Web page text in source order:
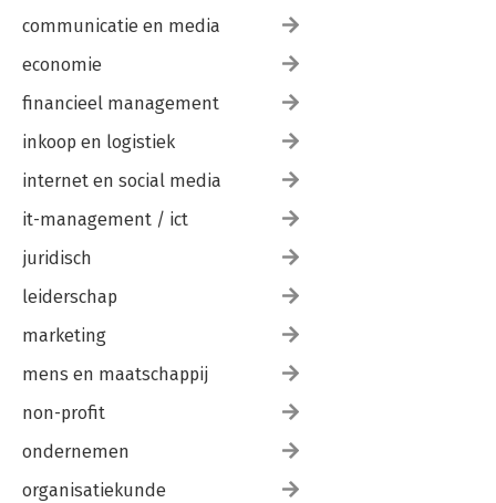
communicatie en media
economie
financieel management
inkoop en logistiek
internet en social media
it-management / ict
juridisch
leiderschap
marketing
mens en maatschappij
non-profit
ondernemen
organisatiekunde